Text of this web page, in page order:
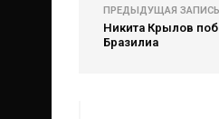
ПРЕДЫДУЩАЯ ЗАПИСЬ
Никита Крылов
Бразилиа